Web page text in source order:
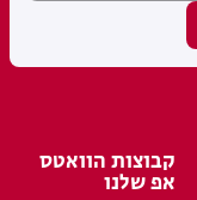
קבוצות הוואטס
אפ שלנו